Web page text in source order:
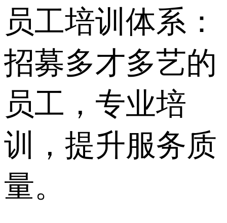
员工培训体系：
招募多才多艺的
员工，专业培
训，提升服务质
量。